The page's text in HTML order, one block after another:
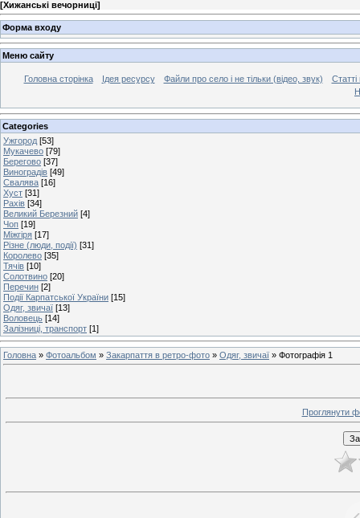
[Хижанські вечорниці]
Форма входу
Меню сайту
Головна сторінка Ідея ресурсу Файли про село і не тільки (відео, звук)
Categories
Ужгород [53]
Мукачево [79]
Берегово [37]
Виноградів [49]
Свалява [16]
Хуст [31]
Рахів [34]
Великий Березний [4]
Чоп [19]
Міжгіря [17]
Різне (люди, події) [31]
Королево [35]
Тячів [10]
Солотвино [20]
Перечин [2]
Події Карпатської України [15]
Одяг, звичаї [13]
Воловець [14]
Залізниці, транспорт [1]
Головна » Фотоальбом » Закарпаття в ретро-фото » Одяг, звичаї » Фотографія 1
Проглянути